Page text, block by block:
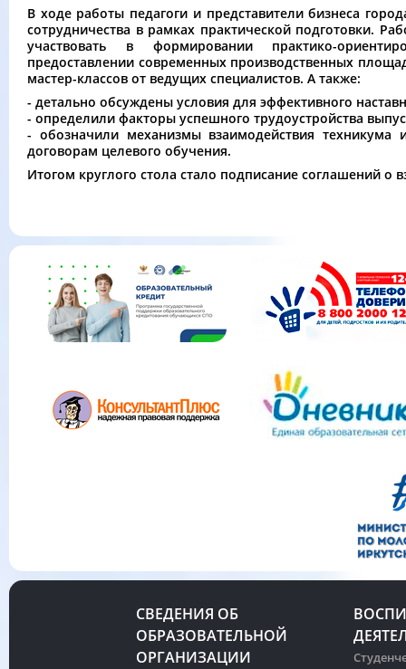
В ходе работы педагоги и представители бизнеса
сотрудничества в рамках практической подготовки.
участвовать в формировании практико-
предоставлении современных производственных
мастер-классов от ведущих специалистов. А также:
- детально обсуждены условия для эффективного
- определили факторы успешного трудоустройства
- обозначили механизмы взаимодействия
договорам целевого обучения.
Итогом круглого стола стало подписание соглашений о
СВЕДЕНИЯ ОБ
ОБРАЗОВАТЕЛЬНОЙ
ОРГАНИЗАЦИИ